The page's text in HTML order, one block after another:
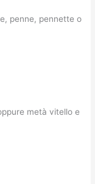
penne, pennette o
metà vitello e